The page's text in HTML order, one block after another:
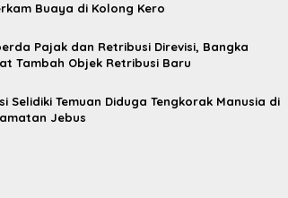
Buaya di Kolong Kero
Pajak dan Retribusi Direvisi, Bangka
Tambah Objek Retribusi Baru
Selidiki Temuan Diduga Tengkorak Manusia di
Jebus